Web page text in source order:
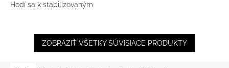
Hodí sa k stabilizovaným
ZOBRAZIŤ VŠETKY SÚVISIACE PRODUKTY